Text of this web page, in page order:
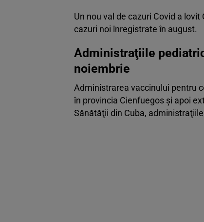
Un nou val de cazuri Covid a
cazuri noi înregistrate în august.
Administraţiile
noiembrie
Administrarea vaccinului pentru
în provincia Cienfuegos şi apoi
Sănătăţii din Cuba,